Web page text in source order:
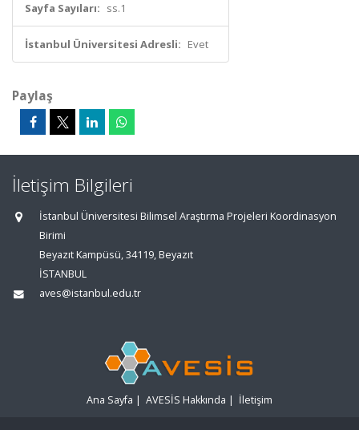
Sayfa Sayıları: ss.1
İstanbul Üniversitesi Adresli: Evet
Paylaş
İletişim Bilgileri
İstanbul Üniversitesi Bilimsel Araştırma Projeleri Koordinasyon
Birimi
Beyazıt Kampüsü, 34119, Beyazıt
İSTANBUL
aves@istanbul.edu.tr
Ana Sayfa | AVESİS Hakkında | İletişim